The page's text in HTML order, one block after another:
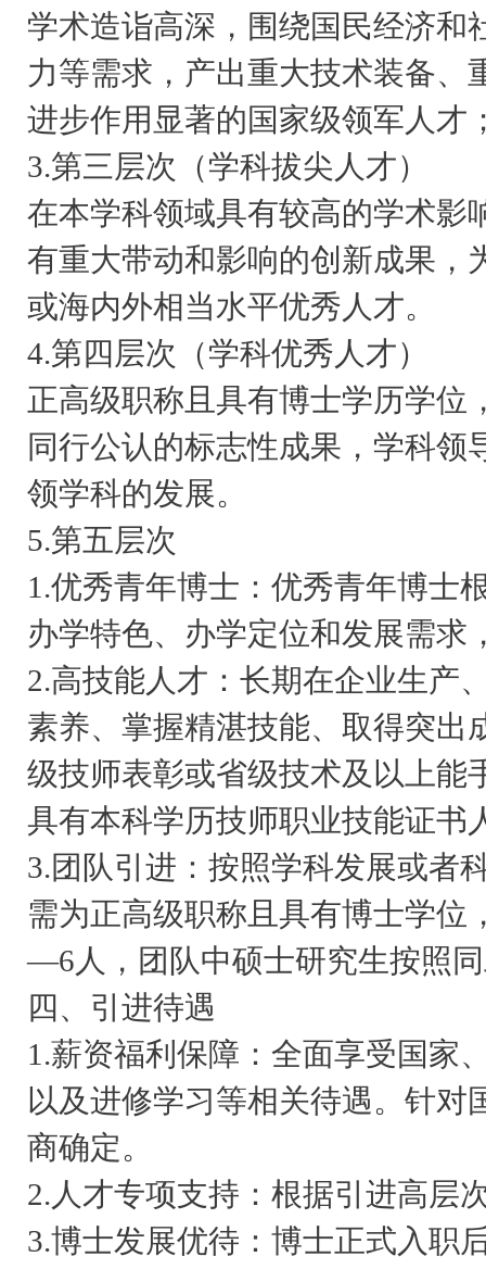
学术造诣高深，围绕国民经济和
力等需求，产出重大技术装备、
进步作用显著的国家级领军人才
3.第三层次（学科拔尖人才）
在本学科领域具有较高的学术影
有重大带动和影响的创新成果，
或海内外相当水平优秀人才。
4.第四层次（学科优秀人才）
正高级职称且具有博士学历学位
同行公认的标志性成果，学科
领学科的发展。
5.第五层次
1.优秀青年博士：优秀青年博士
办学特色、办学定位和发展需求
2.高技能人才：长期在企业生产
素养、掌握精湛技能、取得突出
级技师表彰或省级技术及以上能
具有本科学历技师职业技能证书
3.团队引进：按照学科发展或者
需为正高级职称且具有博士学位
—6人，团队中硕士研究生按照
四、引进待遇
1.薪资福利保障：全面享受国家
以及进修学习等相关待遇。针对
商确定。
2.人才专项支持：根据引进高层
3.博士发展优待：博士正式入职